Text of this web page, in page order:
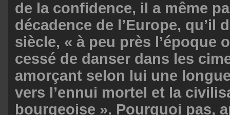
de la confidence, il a même
décadence de l’Europe, qu’il
siècle, « à peu près l’époque
cessé de danser dans les
amorçant selon lui une
vers l’ennui mortel et la
bourgeoise ». Pourquoi pas,